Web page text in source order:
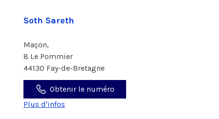
Soth Sareth
Maçon,
8 Le Pommier
44130 Fay-de-Bretagne
Obtenir le numéro
Plus d'infos